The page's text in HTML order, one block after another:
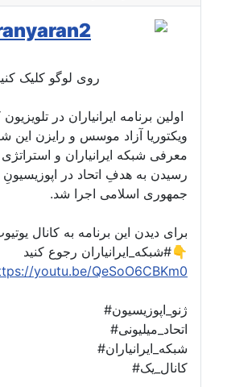
روی لوگو کلیک
اولین برنامه ایرانیاران در
ویکتوریا آزاد موسس و رایزن این
معرفی شبکه ایرانیاران و
رسیدن به هدفِ اتحاد در
جمهوری اسلامی اجرا شد.
برای دیدن این برنامه به کانال
#شبکه_ایرانیاران رجوع کنید👇
youtu.be/QeSoO6CBKm0
#ژنو_اپوزیسیون
#اتحاد_میلیونی
#شبکه_ایرانیاران
#کانال_یک